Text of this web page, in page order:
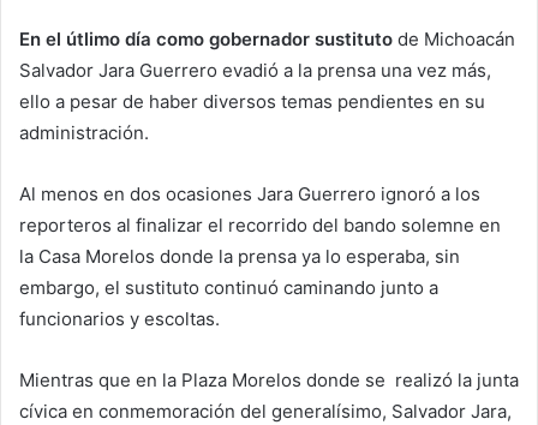
En el útlimo día como gobernador sustituto de Michoacán
Salvador Jara Guerrero evadió a la prensa una vez más,
ello a pesar de haber diversos temas pendientes en su
administración.
Al menos en dos ocasiones Jara Guerrero ignoró a los
reporteros al finalizar el recorrido del bando solemne en
la Casa Morelos donde la prensa ya lo esperaba, sin
embargo, el sustituto continuó caminando junto a
funcionarios y escoltas.
Mientras que en la Plaza Morelos donde se realizó la junta
cívica en conmemoración del generalísimo, Salvador Jara,